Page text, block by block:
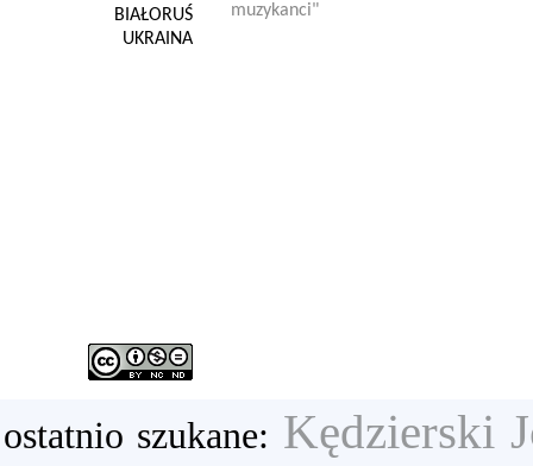
BIAŁORUŚ
UKRAINA
muzykanci"
ostatnio szukane: Kędzierski